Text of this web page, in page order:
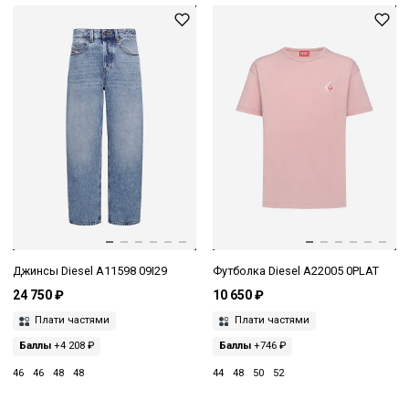
Джинсы Diesel A11598 09I29
24 750 ₽
Плати частями
Баллы +4 208 ₽
46 46 48 48
Футболка Diesel A22005 0PLAT
10 650 ₽
Плати частями
Баллы+746 ₽
44 48 50 52